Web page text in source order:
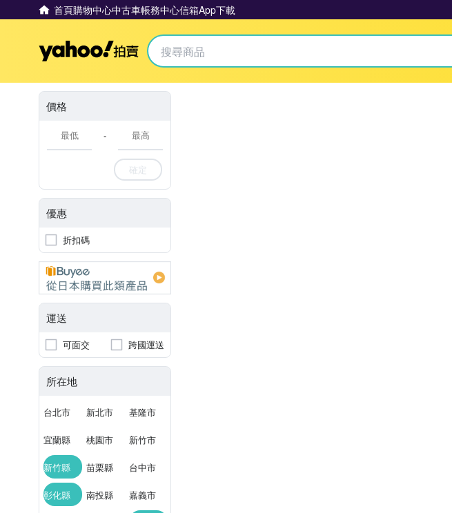
首頁購物中心中古車帳務中心信箱App下載
Yahoo拍賣
價格
-
確定
優惠
折扣碼
運送
可面交 跨國運送
所在地
台北市 新北市 基隆市
宜蘭縣 桃園市 新竹市
新竹縣 苗栗縣 台中市
彰化縣 南投縣 嘉義市